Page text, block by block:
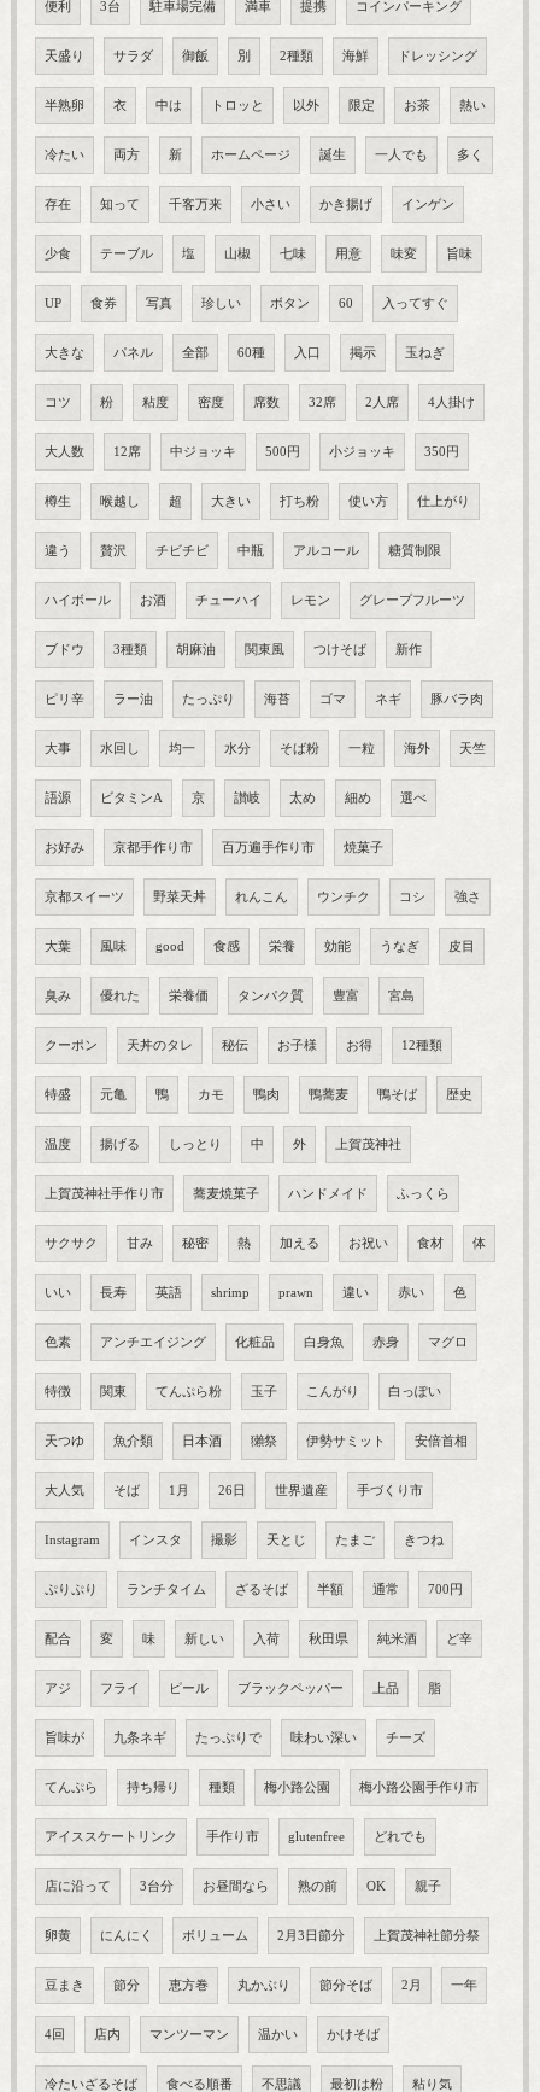
便利 3台 駐車場完備 満車 提携 コインパーキング
天盛り サラダ 御飯 別 2種類 海鮮 ドレッシング
半熟卵 衣 中は トロッと 以外 限定 お茶 熱い
冷たい 両方 新 ホームページ 誕生 一人でも 多く
存在 知って 千客万来 小さい かき揚げ インゲン
少食 テーブル 塩 山椒 七味 用意 味変 旨味
UP 食券 写真 珍しい ボタン 60 入ってすぐ
大きな パネル 全部 60種 入口 掲示 玉ねぎ
コツ 粉 粘度 密度 席数 32席 2人席 4人掛け
大人数 12席 中ジョッキ 500円 小ジョッキ 350円
樽生 喉越し 超 大きい 打ち粉 使い方 仕上がり
違う 贅沢 チビチビ 中瓶 アルコール 糖質制限
ハイボール お酒 チューハイ レモン グレープフルーツ
ブドウ 3種類 胡麻油 関東風 つけそば 新作
ピリ辛 ラー油 たっぷり 海苔 ゴマ ネギ 豚バラ肉
大事 水回し 均一 水分 そば粉 一粒 海外 天竺
語源 ビタミンA 京 讃岐 太め 細め 選べ
お好み 京都手作り市 百万遍手作り市 焼菓子
京都スイーツ 野菜天丼 れんこん ウンチク コシ 強さ
大葉 風味 good 食感 栄養 効能 うなぎ 皮目
臭み 優れた 栄養価 タンパク質 豊富 宮島
クーポン 天丼のタレ 秘伝 お子様 お得 12種類
特盛 元亀 鴨 カモ 鴨肉 鴨蕎麦 鴨そば 歴史
温度 揚げる しっとり 中 外 上賀茂神社
上賀茂神社手作り市 蕎麦焼菓子 ハンドメイド ふっくら
サクサク 甘み 秘密 熱 加える お祝い 食材 体
いい 長寿 英語 shrimp prawn 違い 赤い 色
色素 アンチエイジング 化粧品 白身魚 赤身 マグロ
特徴 関東 てんぷら粉 玉子 こんがり 白っぽい
天つゆ 魚介類 日本酒 獺祭 伊勢サミット 安倍首相
大人気 そば 1月 26日 世界遺産 手づくり市
Instagram インスタ 撮影 天とじ たまご きつね
ぷりぷり ランチタイム ざるそば 半額 通常 700円
配合 変 味 新しい 入荷 秋田県 純米酒 ど辛
アジ フライ ピール ブラックペッパー 上品 脂
旨味が 九条ネギ たっぷりで 味わい深い チーズ
てんぷら 持ち帰り 種類 梅小路公園 梅小路公園手作り市
アイススケートリンク 手作り市 glutenfree どれでも
店に沿って 3台分 お昼間なら 熟の前 OK 親子
卵黄 にんにく ボリューム 2月3日節分 上賀茂神社節分祭
豆まき 節分 恵方巻 丸かぶり 節分そば 2月 一年
4回 店内 マンツーマン 温かい かけそば
冷たいざるそば 食べる順番 不思議 最初は粉 粘り気